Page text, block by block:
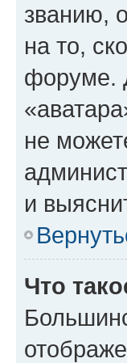
званию,
на то,
форуме.
не
и
Что